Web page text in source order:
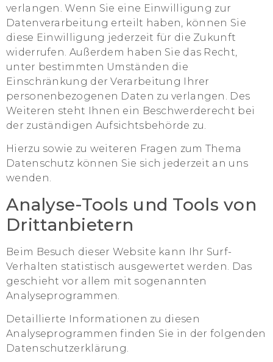
verlangen. Wenn Sie eine Einwilligung zur
Datenverarbeitung erteilt haben, können Sie
diese Einwilligung jederzeit für die Zukunft
widerrufen. Außerdem haben Sie das Recht,
unter bestimmten Umständen die
Einschränkung der Verarbeitung Ihrer
personenbezogenen Daten zu verlangen. Des
Weiteren steht Ihnen ein Beschwerderecht bei
der zuständigen Aufsichtsbehörde zu.
Hierzu sowie zu weiteren Fragen zum Thema
Datenschutz können Sie sich jederzeit an uns
wenden.
Analyse-Tools und Tools von
Dritt­anbietern
Beim Besuch dieser Website kann Ihr Surf-
Verhalten statistisch ausgewertet werden. Das
geschieht vor allem mit sogenannten
Analyseprogrammen.
Detaillierte Informationen zu diesen
Analyseprogrammen finden Sie in der folgenden
Datenschutzerklärung.